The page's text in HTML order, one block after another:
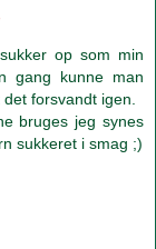
op som min
gang kunne man
forsvandt igen.
bruges jeg synes
sukkeret i smag ;)